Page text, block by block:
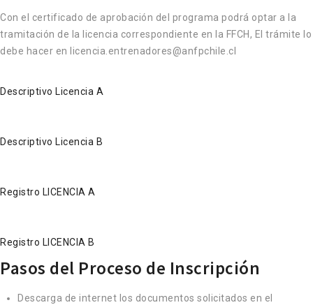
Con el certificado de aprobación del programa podrá optar a la
tramitación de la licencia correspondiente en la FFCH, El trámite lo
debe hacer en licencia.entrenadores@anfpchile.cl
Descriptivo Licencia A
Descriptivo Licencia B
Registro LICENCIA A
Registro LICENCIA B
Pasos del Proceso de Inscripción
Descarga de internet los documentos solicitados en el